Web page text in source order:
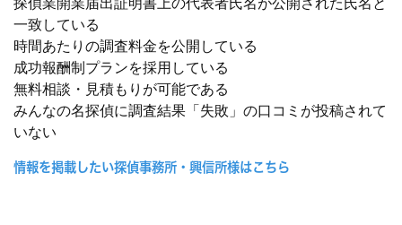
探偵業開業届出証明書上の代表者氏名が公開された氏名と
一致している
時間あたりの調査料金を公開している
成功報酬制プランを採用している
無料相談・見積もりが可能である
みんなの名探偵に調査結果「失敗」の口コミが投稿されて
いない
情報を掲載したい探偵事務所・興信所様はこちら